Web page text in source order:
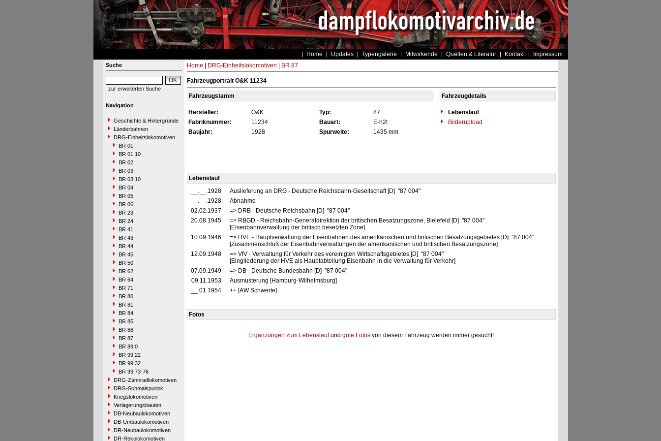
Home Updates Typengalerie Mitwirkende Quellen & Literatur Kontakt Impressum
Suche
zur erweiterten Suche
Navigation
Geschichte & Hintergründe
Länderbahnen
DRG-Einheitslokomotiven
BR 01
BR 01.10
BR 02
BR 03
BR 03.10
BR 04
BR 05
BR 06
BR 23
BR 24
BR 41
BR 43
BR 44
BR 45
BR 50
BR 62
BR 64
BR 71
BR 80
BR 81
BR 84
BR 85
BR 86
BR 87
BR 89.0
BR 99.22
BR 99.32
BR 99.73-76
DRG-Zahnradlokomotiven
DRG-Schmalspurlok.
Kriegslokomotiven
Verlagerungsbauten
DB-Neubaulokomotiven
DB-Umbaulokomotiven
DR-Neubaulokomotiven
DR-Rekolokomotiven
Home DRG-Einheitslokomotiven BR 87
Fahrzeugportrait O&K 11234
Fahrzeugstamm Fahrzeugdetails
Hersteller: O&K Typ: 87
Lebenslauf
Fabriknummer:
11234 Bauart: E-h2t
Bilderupload
Baujahr:
1928 Spurweite: 1435 mm
Lebenslauf
__.__.1928
Auslieferung an DRG - Deutsche Reichsbahn-Gesellschaft [D] "87 004"
__.__.1928
Abnahme
02.02.1937
=> DRB - Deutsche Reichsbahn [D] "87 004"
20.08.1945
=> RBGD - Reichsbahn-Generaldirektion der britischen Besatzungszone, Bielefeld [D] "87 004"
[Eisenbahnverwaltung der britisch besetzten Zone]
10.09.1946
=> HVE - Hauptverwaltung der Eisenbahnen des amerikanischen und britischen Besatzungsgebietes [D] "87 004"
[Zusammenschluß der Eisenbahnverwaltungen der amerikanischen und britischen Besatzungszone]
12.09.1948
=> VfV - Verwaltung für Verkehr des vereinigten Wirtschaftsgebietes [D] "87 004"
[Eingliederung der HVE als Hauptabteilung Eisenbahn in die Verwaltung für Verkehr]
07.09.1949
=> DB - Deutsche Bundesbahn [D] "87 004"
09.11.1953
Ausmusterung [Hamburg-Wilhelmsburg]
__.01.1954
++ [AW Schwerte]
Fotos
Ergänzungen zum Lebenslaufund gute Fotos von diesem Fahrzeug werden immer gesucht!